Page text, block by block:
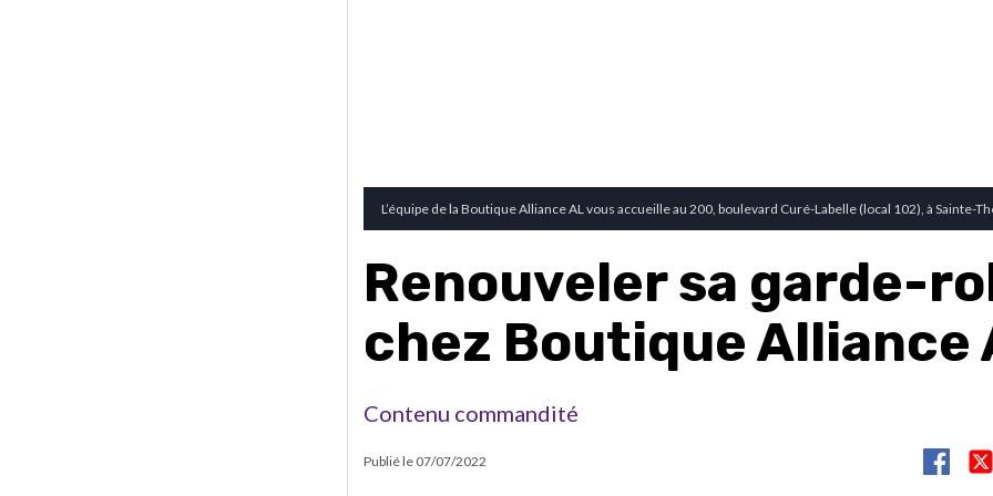
L’équipe de la Boutique Alliance AL vous accueille au 200, boulevard Curé-Labelle (local 102), à Sainte-
Renouveler sa garde-
chez Boutique Alliance
Contenu commandité
Publié le 07/07/2022